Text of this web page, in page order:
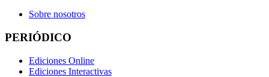
Sobre nosotros
PERIÓDICO
Ediciones Online
Ediciones Interactivas